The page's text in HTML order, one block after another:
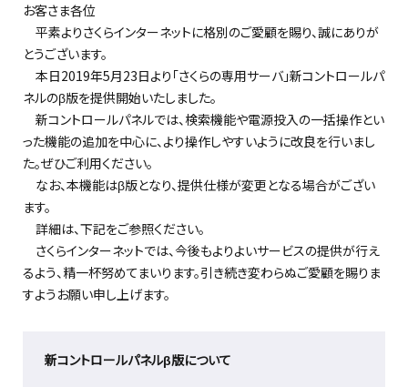
お客さま各位
平素よりさくらインターネットに格別のご愛顧を賜り、誠にありが
とうございます。
本日2019年5月23日より「さくらの専用サーバ」新コントロールパ
ネルのβ版を提供開始いたしました。
新コントロールパネルでは、検索機能や電源投入の一括操作とい
った機能の追加を中心に、より操作しやすいように改良を行いまし
た。ぜひご利用ください。
なお、本機能はβ版となり、提供仕様が変更となる場合がござい
ます。
詳細は、下記をご参照ください。
さくらインターネットでは、今後もよりよいサービスの提供が行え
るよう、精一杯努めてまいります。引き続き変わらぬご愛顧を賜りま
すようお願い申し上げます。
新コントロールパネルβ版について